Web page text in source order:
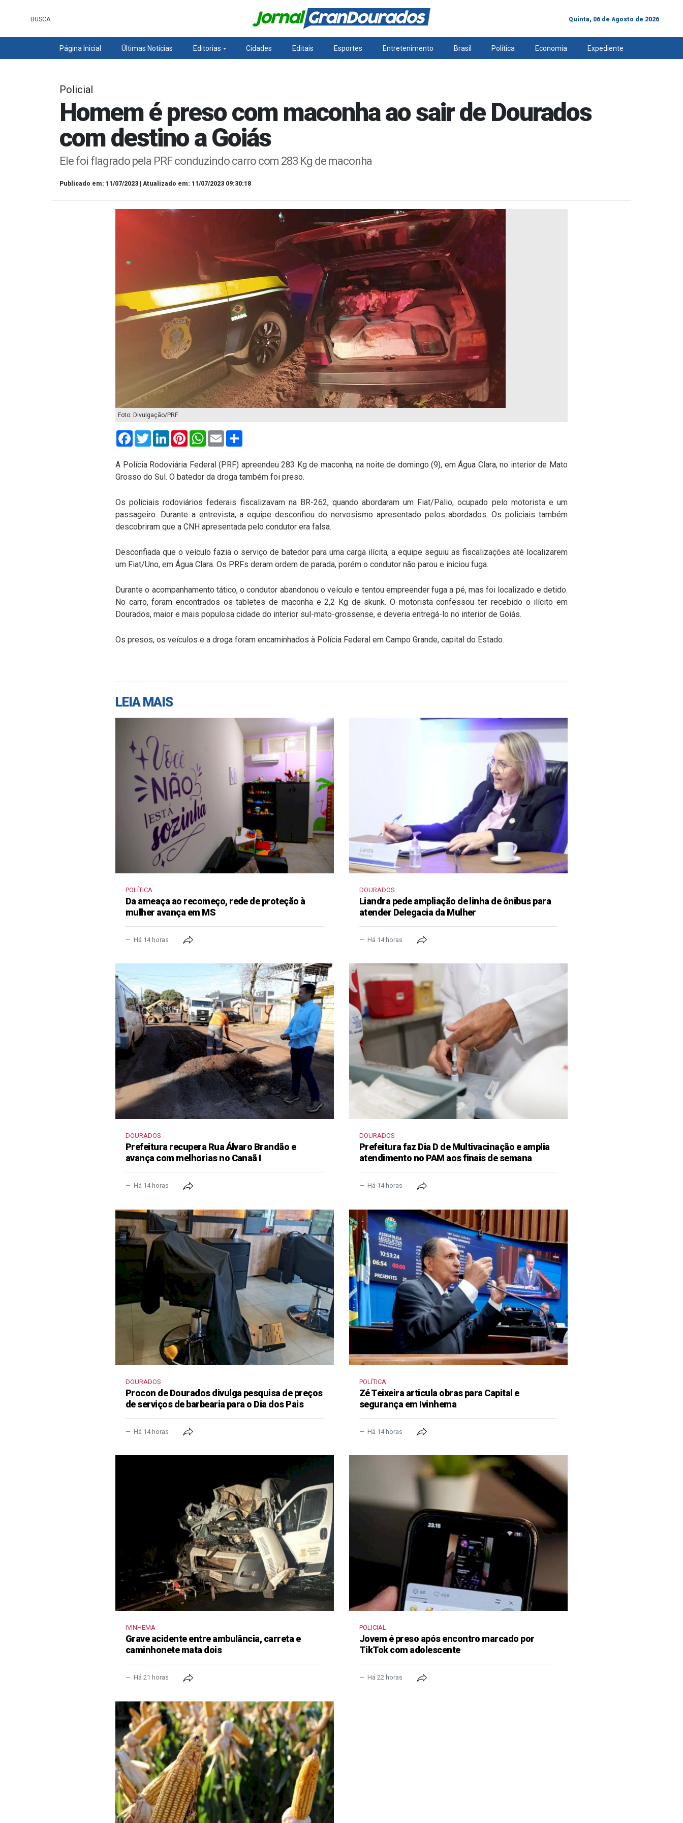
BUSCA Quinta, 06 de Agosto de 2026
Página Inicial Últimas Notícias Editorias Cidades Editais Esportes Entretenimento Brasil Política Economia Expediente
Policial
Homem é preso com maconha ao sair de Dourados
com destino a Goiás
Ele foi flagrado pela PRF conduzindo carro com 283 Kg de maconha
Publicado em: 11/07/2023 | Atualizado em: 11/07/2023 09:30:18
Foto: Divulgação/PRF
FacebookTwitterLinkedInPinterestWhatsApp
Email
A Polícia Rodoviária Federal (PRF) apreendeu 283 Kg de maconha, na noite de domingo (9), em Água Clara, no interior de Mato
Grosso do Sul. O batedor da droga também foi preso.
Os policiais rodoviários federais fiscalizavam na BR-262, quando abordaram um Fiat/Palio, ocupado pelo motorista e um
passageiro. Durante a entrevista, a equipe desconfiou do nervosismo apresentado pelos abordados. Os policiais também
descobriram que a CNH apresentada pelo condutor era falsa.
Desconfiada que o veículo fazia o serviço de batedor para uma carga ilícita, a equipe seguiu as fiscalizações até localizarem
um Fiat/Uno, em Água Clara. Os PRFs deram ordem de parada, porém o condutor não parou e iniciou fuga.
Durante o acompanhamento tático, o condutor abandonou o veículo e tentou empreender fuga a pé, mas foi localizado e detido.
No carro, foram encontrados os tabletes de maconha e 2,2 Kg de skunk. O motorista confessou ter recebido o ilícito em
Dourados, maior e mais populosa cidade do interior sul-mato-grossense, e deveria entregá-lo no interior de Goiás.
Os presos, os veículos e a droga foram encaminhados à Polícia Federal em Campo Grande, capital do Estado.
LEIA MAIS
POLÍTICA
Da ameaça ao recomeço, rede de proteção à
mulher avança em MS
Há 14 horas
DOURADOS
Liandra pede ampliação de linha de ônibus para
atender Delegacia da Mulher
Há 14 horas
DOURADOS
Prefeitura recupera Rua Álvaro Brandão e
avança com melhorias no Canaã I
Há 14 horas
DOURADOS
Prefeitura faz Dia D de Multivacinação e amplia
atendimento no PAM aos finais de semana
Há 14 horas
DOURADOS
Procon de Dourados divulga pesquisa de preços
de serviços de barbearia para o Dia dos Pais
Há 14 horas
POLÍTICA
Zé Teixeira articula obras para Capital e
segurança em Ivinhema
Há 14 horas
IVINHEMA
Grave acidente entre ambulância, carreta e
caminhonete mata dois
Há 21 horas
POLICIAL
Jovem é preso após encontro marcado por
TikTok com adolescente
Há 22 horas